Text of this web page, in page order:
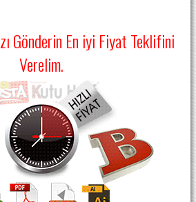
Gönderin En iyi Fiyat Teklifini
Verelim.